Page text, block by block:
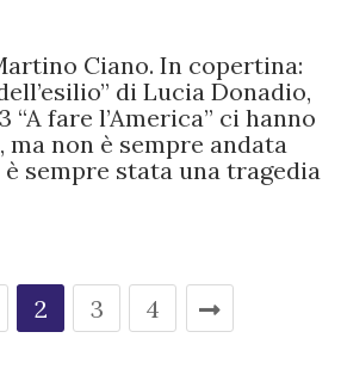
Ciano. In copertina:
di Lucia Donadio,
“A fare l’America” ci hanno
non è sempre andata
sempre stata una tragedia
2 3 4